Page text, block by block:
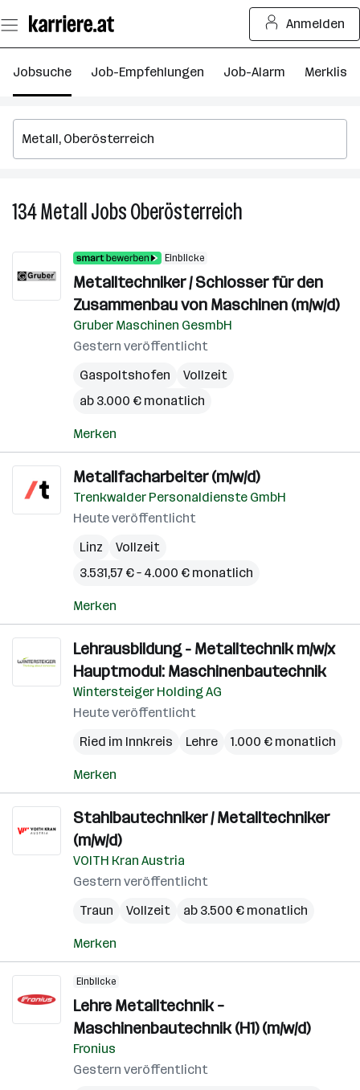
Seiteninhalt
springen
Anmelden
Jobsuche Job-Empfehlungen Job-Alarm Merkliste
134MetallJobsOberösterreich
Oberösterreich
Einblicke
Metalltechniker / Schlosser für den
Zusammenbau von Maschinen (m/w/d)
Gruber Maschinen GesmbH
Gestern veröffentlicht
Gaspoltshofen
Vollzeit
ab 3.000 € monatlich
Merken
Metallfacharbeiter (m/w/d)
Trenkwalder Personaldienste GmbH
Heute veröffentlicht
Linz
Vollzeit
3.531,57 € – 4.000 € monatlich
Merken
Lehrausbildung - Metalltechnik m/w/x
Hauptmodul: Maschinenbautechnik
Wintersteiger Holding AG
Heute veröffentlicht
Ried im Innkreis
Lehre 1.000 € monatlich
Merken
Stahlbautechniker / Metalltechniker
(m/w/d)
VOITH Kran Austria
Gestern veröffentlicht
Traun
Vollzeit ab 3.500 € monatlich
Merken
Einblicke
Lehre Metalltechnik –
Maschinenbautechnik (H1) (m/w/d)
Fronius
Gestern veröffentlicht